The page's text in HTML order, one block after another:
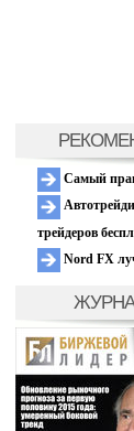
Самый
трейдеров
Nord FX